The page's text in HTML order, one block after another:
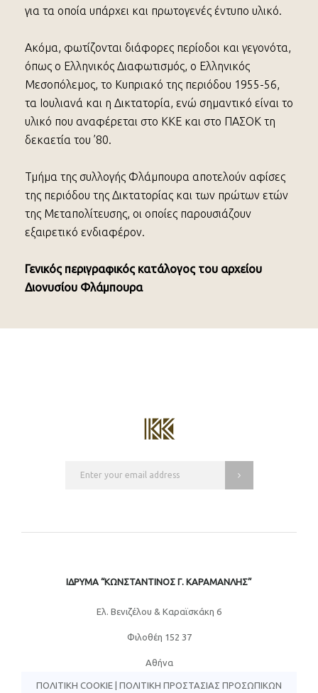
για τα οποία υπάρχει και πρωτογενές έντυπο υλικό.
Ακόμα, φωτίζονται διάφορες περίοδοι και γεγονότα,
όπως ο Ελληνικός Διαφωτισμός, ο Ελληνικός
Μεσοπόλεμος, το Κυπριακό της περιόδου 1955-56,
τα Ιουλιανά και η Δικτατορία, ενώ σημαντικό είναι το
υλικό που αναφέρεται στο ΚΚΕ και στο ΠΑΣΟΚ τη
δεκαετία του ’80.
Τμήμα της συλλογής Φλάμπουρα αποτελούν αφίσες
της περιόδου της Δικτατορίας και των πρώτων ετών
της Μεταπολίτευσης, οι οποίες παρουσιάζουν
εξαιρετικό ενδιαφέρον.
Γενικός περιγραφικός κατάλογος του αρχείου
Διονυσίου Φλάμπουρα
ΙΔΡΥΜΑ “ΚΩΝΣΤΑΝΤΙΝΟΣ Γ. ΚΑΡΑΜΑΝΛΗΣ”
Eλ. Βενιζέλου & Καραϊσκάκη 6
Φιλοθέη 152 37
Αθήνα
ΠΟΛΙΤΙΚΉ COOKIE | ΠΟΛΙΤΙΚΉ ΠΡΟΣΤΑΣΊΑΣ ΠΡΟΣΩΠΙΚΏΝ